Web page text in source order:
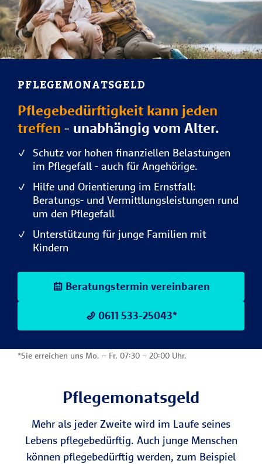
PFLEGEMONATSGELD
Pflegebedürftigkeit kann jeden
treffen - unabhängig vom Alter.
Schutz vor hohen finanziellen Belastungen
im Pflegefall - auch für Angehörige.
Hilfe und Orientierung im Ernstfall:
Beratungs- und Vermittlungsleistungen rund
um den Pflegefall
Unterstützung für junge Familien mit
Kindern
Beratungstermin vereinbaren
0611 533-25043*
*Sie erreichen uns Mo. – Fr. 07:30 – 20:00 Uhr.
Pflegemonatsgeld
Mehr als jeder Zweite wird im Laufe seines
Lebens pflegebedürftig. Auch junge Menschen
können pflegebedürftig werden, zum Beispiel